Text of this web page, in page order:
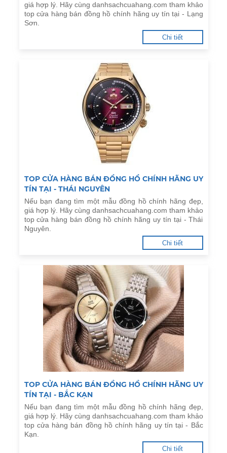
giá hợp lý. Hãy cùng danhsachcuahang.com tham khảo
top cửa hàng bán đồng hồ chính hãng uy tín tại - Lạng
Sơn.
Chi tiết
TOP CỬA HÀNG BÁN ĐỒNG HỒ CHÍNH HÃNG UY
TÍN TẠI - THÁI NGUYÊN
Nếu bạn đang tìm một mẫu đồng hồ chính hãng đẹp,
giá hợp lý. Hãy cùng danhsachcuahang.com tham khảo
top cửa hàng bán đồng hồ chính hãng uy tín tại - Thái
Nguyên.
Chi tiết
TOP CỬA HÀNG BÁN ĐỒNG HỒ CHÍNH HÃNG UY
TÍN TẠI - BẮC KẠN
Nếu bạn đang tìm một mẫu đồng hồ chính hãng đẹp,
giá hợp lý. Hãy cùng danhsachcuahang.com tham khảo
top cửa hàng bán đồng hồ chính hãng uy tín tại - Bắc
Kạn.
Chi tiết